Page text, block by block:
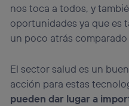
nos toca a todos, y
oportunidades ya que es
un poco atrás
El sector salud es un
acción para estas
pueden dar lugar a